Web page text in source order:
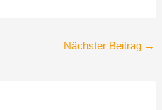
Nächster Beitrag →